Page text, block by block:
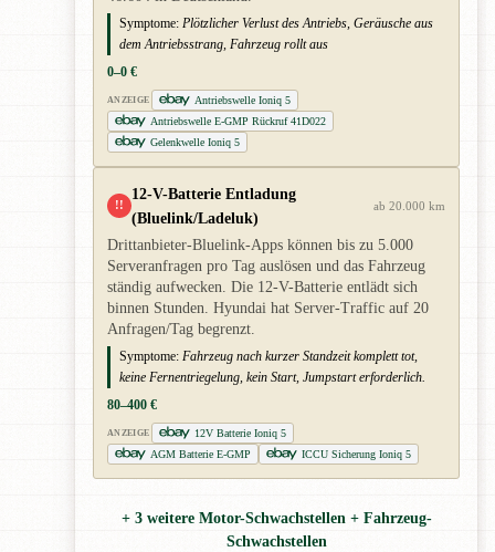
Symptome: Plötzlicher Verlust des Antriebs, Geräusche aus
dem Antriebsstrang, Fahrzeug rollt aus
0–0 €
ANZEIGE
Antriebswelle Ioniq 5
Antriebswelle E-GMP Rückruf 41D022
Gelenkwelle Ioniq 5
!!
12-V-Batterie Entladung
(Bluelink/Ladeluk)
ab 20.000 km
Drittanbieter-Bluelink-Apps können bis zu 5.000
Serveranfragen pro Tag auslösen und das Fahrzeug
ständig aufwecken. Die 12-V-Batterie entlädt sich
binnen Stunden. Hyundai hat Server-Traffic auf 20
Anfragen/Tag begrenzt.
Symptome: Fahrzeug nach kurzer Standzeit komplett tot,
keine Fernentriegelung, kein Start, Jumpstart erforderlich.
80–400 €
ANZEIGE
12V Batterie Ioniq 5
AGM Batterie E-GMP
ICCU Sicherung Ioniq 5
+ 3 weitere Motor-Schwachstellen + Fahrzeug-
Schwachstellen